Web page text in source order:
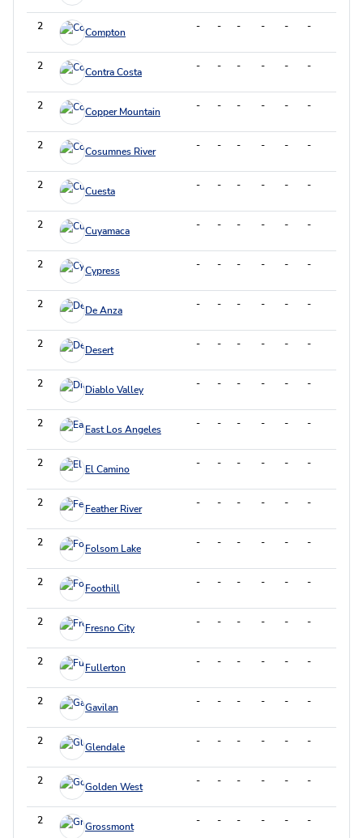
2 Compton - - - - - -
2 Contra Costa - - - - - -
2 Copper Mountain - - - - - -
2 Cosumnes River - - - - - -
2 Cuesta - - - - - -
2 Cuyamaca - - - - - -
2 Cypress - - - - - -
2 De Anza - - - - - -
2 Desert - - - - - -
2 Diablo Valley - - - - - -
2 East Los Angeles - - - - - -
2 El Camino - - - - - -
2 Feather River - - - - - -
2 Folsom Lake - - - - - -
2 Foothill - - - - - -
2 Fresno City - - - - - -
2 Fullerton - - - - - -
2 Gavilan - - - - - -
2 Glendale - - - - - -
2 Golden West - - - - - -
2 Grossmont - - - - - -